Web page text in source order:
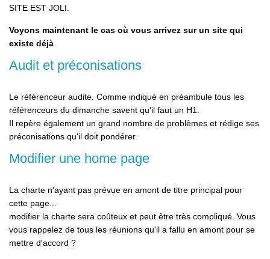
SITE EST JOLI.
Voyons maintenant le cas où vous arrivez sur un site qui
existe déjà
Audit et préconisations
Le référenceur audite. Comme indiqué en préambule tous les
référenceurs du dimanche savent qu'il faut un H1.
Il repère également un grand nombre de problèmes et rédige ses
préconisations qu'il doit pondérer.
Modifier une home page
La charte n'ayant pas prévue en amont de titre principal pour
cette page...
modifier la charte sera coûteux et peut être très compliqué. Vous
vous rappelez de tous les réunions qu'il a fallu en amont pour se
mettre d'accord ?